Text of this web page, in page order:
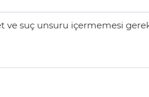
suç unsuru içermemesi